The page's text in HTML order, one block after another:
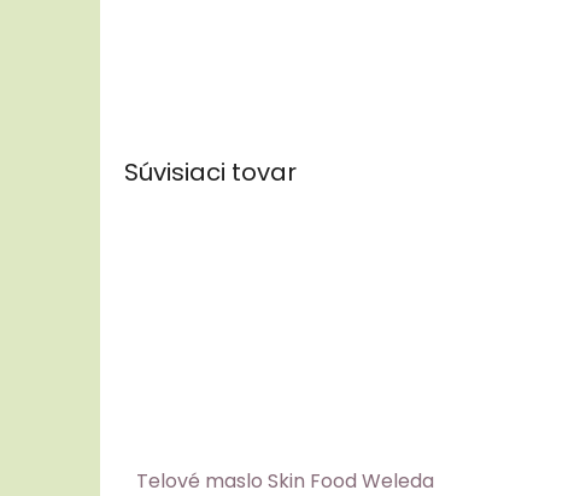
Súvisiaci tovar
Telové maslo Skin Food Weleda